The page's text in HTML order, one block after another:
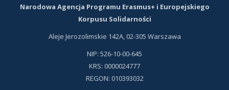
Narodowa Agencja Programu Erasmus+ i Europejskiego
Korpusu Solidarności
Aleje Jerozolimskie 142A, 02-305 Warszawa
NIP: 526-10-00-645
KRS: 0000024777
REGON: 010393032